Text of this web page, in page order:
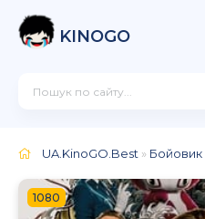
KINOGO
UA.KinoGO.Best » Бойовик
1080